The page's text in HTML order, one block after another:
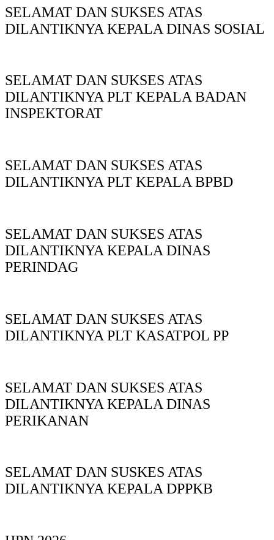
SELAMAT DAN SUKSES ATAS
DILANTIKNYA KEPALA DINAS SOSIAL
SELAMAT DAN SUKSES ATAS
DILANTIKNYA PLT KEPALA BADAN
INSPEKTORAT
SELAMAT DAN SUKSES ATAS
DILANTIKNYA PLT KEPALA BPBD
SELAMAT DAN SUKSES ATAS
DILANTIKNYA KEPALA DINAS
PERINDAG
SELAMAT DAN SUKSES ATAS
DILANTIKNYA PLT KASATPOL PP
SELAMAT DAN SUKSES ATAS
DILANTIKNYA KEPALA DINAS
PERIKANAN
SELAMAT DAN SUSKES ATAS
DILANTIKNYA KEPALA DPPKB